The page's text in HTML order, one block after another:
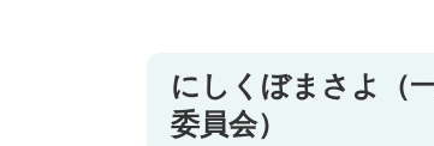
にしくぼまさよ（
委員会）